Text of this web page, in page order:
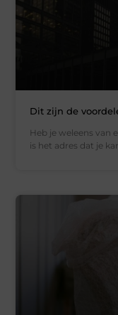
Dit zijn de
Heb je weleens van
is het adres dat je